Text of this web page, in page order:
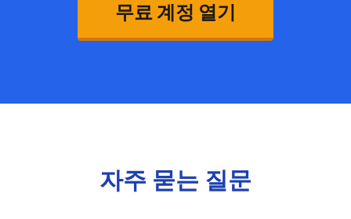
무료 계정 열기
자주 묻는 질문